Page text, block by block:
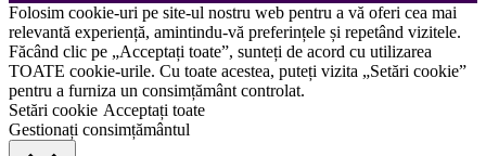
Folosim cookie-uri pe site-ul nostru web pentru a vă oferi cea mai
relevantă experiență, amintindu-vă preferințele și repetând vizitele.
Făcând clic pe „Acceptați toate”, sunteți de acord cu utilizarea
TOATE cookie-urile. Cu toate acestea, puteți vizita „Setări cookie”
pentru a furniza un consimțământ controlat.
Setări cookie Acceptați toate
Gestionați consimțământul